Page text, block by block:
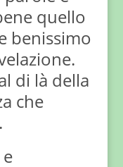
quello
benissimo
di là della
che